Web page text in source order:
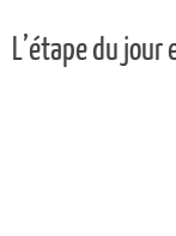
L’étape du jour